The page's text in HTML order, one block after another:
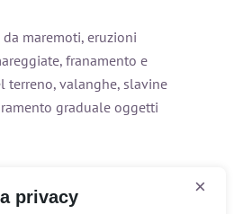
maremoti, eruzioni
franamento e
terreno, valanghe, slavine
graduale oggetti
Compagnia
privacy ×